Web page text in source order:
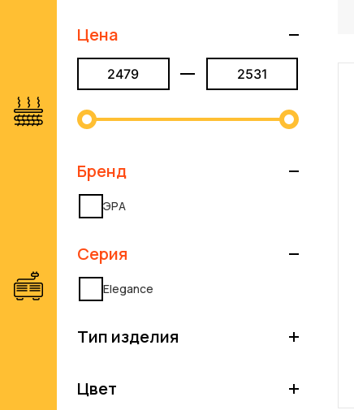
Цена
Бренд
ЭРА
Серия
Elegance
Тип изделия
Цвет